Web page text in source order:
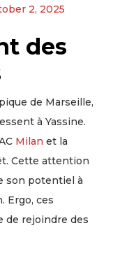
2, 2025
des
de Marseille,
à Yassine.
Milan et la
Cette attention
son potentiel à
Ergo, ces
rejoindre des